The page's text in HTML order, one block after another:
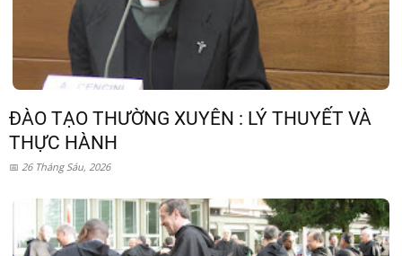
ĐÀO TẠO THƯỜNG XUYÊN : LÝ THUYẾT VÀ
THỰC HÀNH
26 Tháng Sáu, 2026